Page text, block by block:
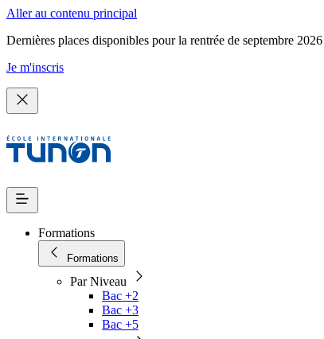
Aller au contenu principal
Dernières places disponibles pour la rentrée de septembre
Je m'inscris
Formations
Formations
Par Niveau
Bac +2
Bac +3
Bac +5